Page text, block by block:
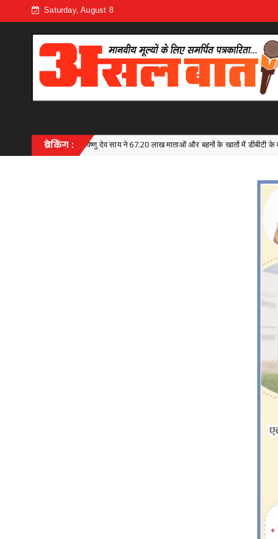
Saturday, August 8
ब्रेकिंग :
ने 67.20 लाख माताओं और बहनों के खातों में डीबीटी के माध्यम से अंतरित किए 630.55 करोड़ रुपये